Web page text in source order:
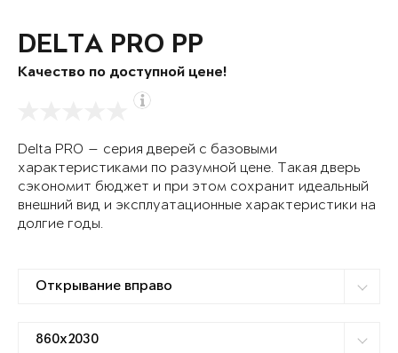
DELTA PRO PP
Качество по доступной цене!
Delta PRO — серия дверей с базовыми
характеристиками по разумной цене. Такая дверь
сэкономит бюджет и при этом сохранит идеальный
внешний вид и эксплуатационные характеристики на
долгие годы.